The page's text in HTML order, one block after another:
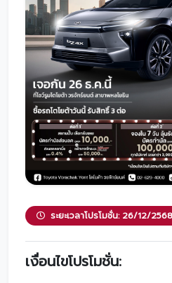
สาขาของเรา
ติดต่อเราแ
ระยะเวลาโปรโมชั่น: 26/12/
เงื่อนไขโปรโมชั่น: